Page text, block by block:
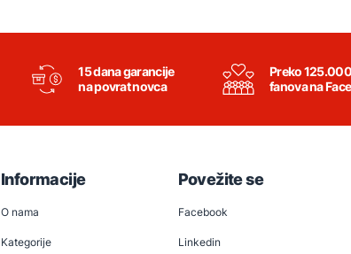
15 dana garancije
na povrat novca
Preko 125.000
fanova na
Informacije
O nama
Kategorije
Povežite se
Facebook
Linkedin